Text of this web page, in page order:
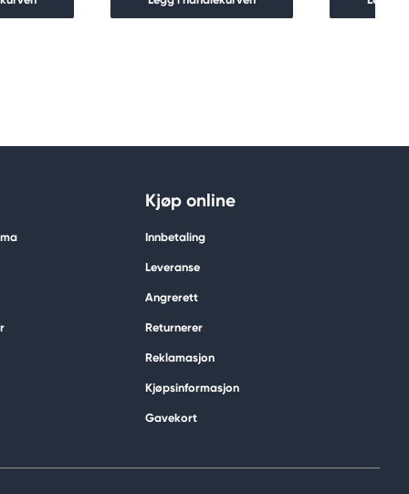
Kjøp online
Innbetaling
Leveranse
Angrerett
Returnerer
Reklamasjon
Kjøpsinformasjon
Gavekort